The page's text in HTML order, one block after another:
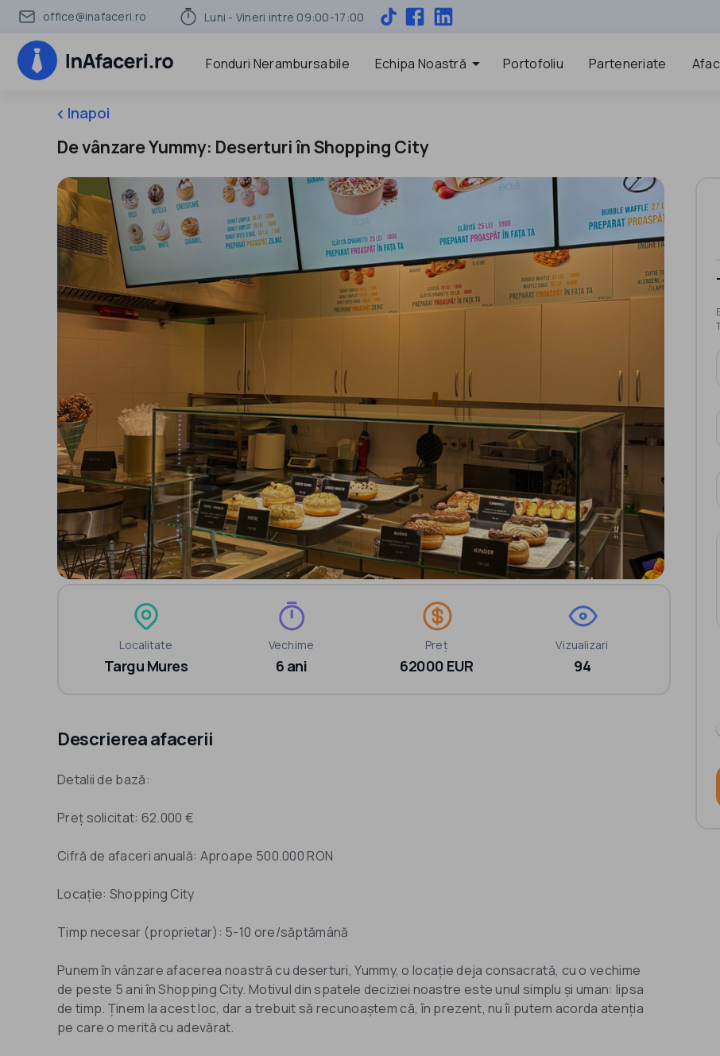
office@inafaceri.ro Luni - Vineri intre 09:00-17:00
Fonduri Nerambursabile Echipa Noastră arrow_drop_down Portofoliu Parteneriate
keyboard_arrow_leftInapoi
De vânzare Yummy: Deserturi în Shopping City
Localitate
Targu Mures
Vechime
6 ani
Preț
62000 EUR
Vizualizari
94
Descrierea afacerii
Detalii de bază:
Preț solicitat: 62.000 €
Cifră de afaceri anuală: Aproape 500.000 RON
Locație: Shopping City
Timp necesar (proprietar): 5-10 ore/săptămână
Punem în vânzare afacerea noastră cu deserturi, Yummy, o locație deja consacrată, cu o vechime
de peste 5 ani în Shopping City. Motivul din spatele deciziei noastre este unul simplu și uman: lipsa
de timp. Ținem la acest loc, dar a trebuit să recunoaștem că, în prezent, nu îi putem acorda atenția
pe care o merită cu adevărat.